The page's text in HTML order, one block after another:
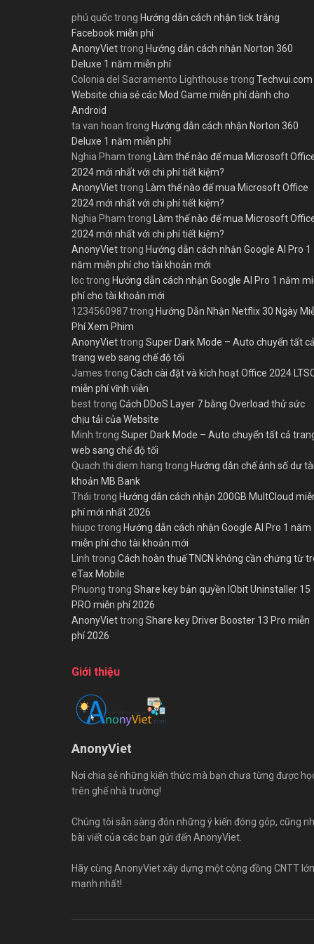
phú quốctrong Hướng dẫn cách nhận tick trắng
Facebook miễn phí
AnonyViettrong Hướng dẫn cách nhận Norton 360
Deluxe 1 năm miễn phí
Colonia del Sacramento Lighthouse trong Techvui.com
Website chia sẻ các Mod Game miễn phí dành cho
Android
ta van hoan trong Hướng dẫn cách nhận Norton 360
Deluxe 1 năm miễn phí
Nghia Pham trong Làm thế nào để mua Microsoft
2024 mới nhất với chi phí tiết kiệm?
AnonyViettrong Làm thế nào để mua Microsoft Office
2024 mới nhất với chi phí tiết kiệm?
Nghia Pham trong Làm thế nào để mua Microsoft
2024 mới nhất với chi phí tiết kiệm?
AnonyViettrong Hướng dẫn cách nhận Google AI Pro 1
năm miễn phí cho tài khoản mới
loctrong Hướng dẫn cách nhận Google AI Pro 1 năm
phí cho tài khoản mới
1234560987trong Hướng Dẫn Nhận Netflix 30 Ngày
Phí Xem Phim
AnonyViettrong Super Dark Mode – Auto chuyển tất cả
trang web sang chế độ tối
James trong Cách cài đặt và kích hoạt Office 2024
miễn phí vĩnh viễn
besttrong Cách DDoS Layer 7 bằng Overload thử sức
chịu tải của Website
Minh trong Super Dark Mode – Auto chuyển tất cả
web sang chế độ tối
Quach thi diem hang trong Hướng dẫn chế ảnh số dư tài
khoản MB Bank
Thái trong Hướng dẫn cách nhận 200GB MultCloud
phí mới nhất 2026
hiupctrong Hướng dẫn cách nhận Google AI Pro 1 năm
miễn phí cho tài khoản mới
Linh trong Cách hoàn thuế TNCN không cần chứng từ
eTax Mobile
Phuong trong Share key bản quyền IObit Uninstaller 15
PRO miễn phí 2026
AnonyViettrong Share key Driver Booster 13 Pro miễn
phí 2026
Giới thiệu
AnonyViet
Nơi chia sẻ những kiến thức mà bạn chưa từng được
trên ghế nhà trường!
Chúng tôi sẵn sàng đón những ý kiến đóng góp, cũng
bài viết của các bạn gửi đến AnonyViet.
Hãy cùng AnonyViet xây dựng một cộng đồng CNTT lớn
mạnh nhất!